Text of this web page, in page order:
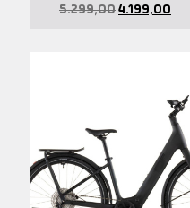
5.299,00 4.199,00